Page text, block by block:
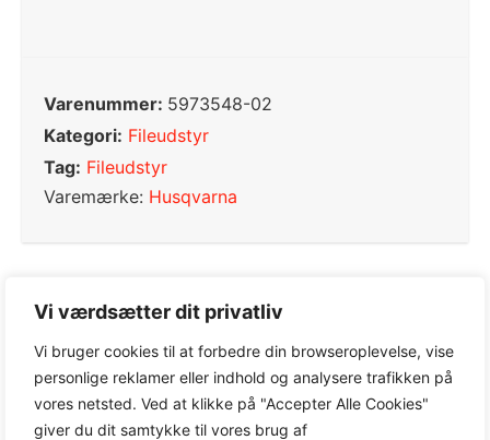
Vi værdsætter dit privatliv
Vi bruger cookies til at forbedre din browseroplevelse, vise
personlige reklamer eller indhold og analysere trafikken på
vores netsted. Ved at klikke på "Accepter Alle Cookies"
giver du dit samtykke til vores brug af
Varenummer: 5973548-02
Kategori: Fileudstyr
Tag: Fileudstyr
Varemærke: Husqvarna
0,0
Baseret på 0 anmeldelser